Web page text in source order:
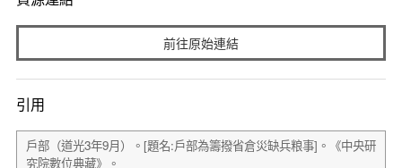
前往原始連結
引用